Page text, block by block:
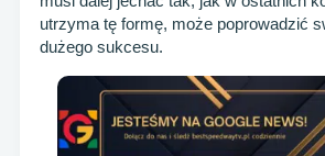
utrzyma tę formę, może poprowadzić
dużego sukcesu.